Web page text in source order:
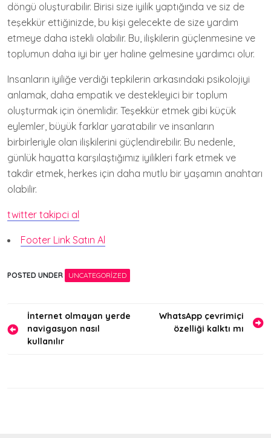
döngü oluşturabilir. Birisi size iyilik yaptığında ve siz de
teşekkür ettiğinizde, bu kişi gelecekte de size yardım
etmeye daha istekli olabilir. Bu, ilişkilerin güçlenmesine ve
toplumun daha iyi bir yer haline gelmesine yardımcı olur.
Insanların iyiliğe verdiği tepkilerin arkasındaki psikolojiyi
anlamak, daha empatik ve destekleyici bir toplum
oluşturmak için önemlidir. Teşekkür etmek gibi küçük
eylemler, büyük farklar yaratabilir ve insanların
birbirleriyle olan ilişkilerini güçlendirebilir. Bu nedenle,
günlük hayatta karşılaştığımız iyilikleri fark etmek ve
takdir etmek, herkes için daha mutlu bir yaşamın anahtarı
olabilir.
twitter takipci al
Footer Link Satın Al
POSTED UNDER UNCATEGORIZED
Yazı
gezinmesi
İnternet olmayan yerde
navigasyon nasıl
kullanılır
WhatsApp çevrimiçi
özelliği kalktı mı